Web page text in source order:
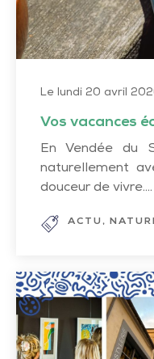
Le lundi 20 avril
Vos vacances
En Vendée du
naturellement
douceur de vivre....
ACTU
Culture
en
Vendée
du